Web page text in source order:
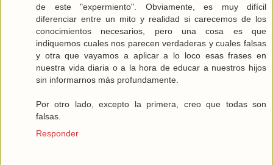
de este "expermiento". Obviamente, es muy difícil
diferenciar entre un mito y realidad si carecemos de los
conocimientos necesarios, pero una cosa es que
indiquemos cuales nos parecen verdaderas y cuales falsas
y otra que vayamos a aplicar a lo loco esas frases en
nuestra vida diaria o a la hora de educar a nuestros hijos
sin informarnos más profundamente.
Por otro lado, excepto la primera, creo que todas son
falsas.
Responder